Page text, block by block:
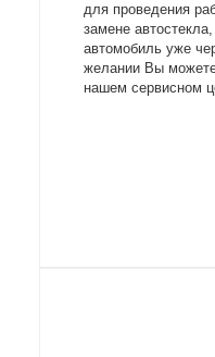
для проведения
замене
автомобиль уже
желании Вы
нашем сервисном